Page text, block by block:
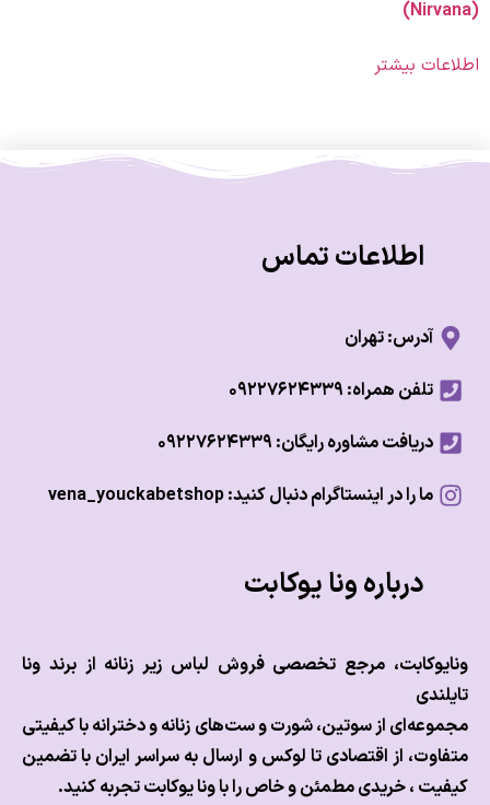
بیشتر
اطلاعات تماس
آدرس: تهران
تلفن همراه: ۰۹۲۲۷۶۲۴۳۳۹
دریافت مشاوره رایگان: ۰۹۲۲۷۶۲۴۳۳۹
ما را در اینستاگرام دنبال کنید: vena_youckabetshop
درباره ونا یوکابت
مرجع تخصصی فروش لباس زیر زنانه از برند ونا
از سوتین، شورت و ست‌های زنانه و دخترانه با کیفیتی
از اقتصادی تا لوکس وارسال به سراسر ایران با تضمین
، خریدی مطمئن و خاص را با ونا یوکابت تجربه کنید.